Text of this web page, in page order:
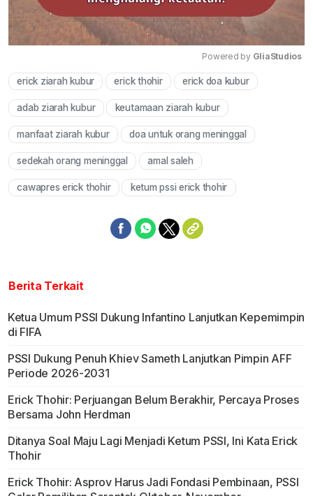
Mute
Powered by GliaStudios
erick ziarah kubur erick thohir erick doa kubur
adab ziarah kubur keutamaan ziarah kubur
manfaat ziarah kubur doa untuk orang meninggal
sedekah orang meninggal amal saleh
cawapres erick thohir ketum pssi erick thohir
Berita Terkait
Ketua Umum PSSI Dukung Infantino Lanjutkan Kepemimpin
di FIFA
PSSI Dukung Penuh Khiev Sameth Lanjutkan Pimpin AFF
Periode 2026-2031
Erick Thohir: Perjuangan Belum Berakhir, Percaya Proses
Bersama John Herdman
Ditanya Soal Maju Lagi Menjadi Ketum PSSI, Ini Kata Erick
Thohir
Erick Thohir: Asprov Harus Jadi Fondasi Pembinaan, PSSI